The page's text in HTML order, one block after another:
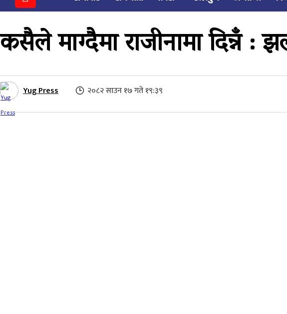
कसैले माग्दैमा राजीनामा दिन्नँ :
Yug Press २०८२ साउन १७ गते १९:३९